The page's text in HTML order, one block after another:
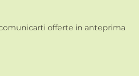
offerte in anteprima